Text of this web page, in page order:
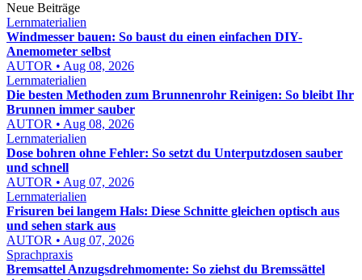
Neue Beiträge
Lernmaterialien
Windmesser bauen: So baust du einen einfachen DIY-
Anemometer selbst
AUTOR • Aug 08, 2026
Lernmaterialien
Die besten Methoden zum Brunnenrohr Reinigen: So bleibt Ihr
Brunnen immer sauber
AUTOR • Aug 08, 2026
Lernmaterialien
Dose bohren ohne Fehler: So setzt du Unterputzdosen sauber
und schnell
AUTOR • Aug 07, 2026
Lernmaterialien
Frisuren bei langem Hals: Diese Schnitte gleichen optisch aus
und sehen stark aus
AUTOR • Aug 07, 2026
Sprachpraxis
Bremsattel Anzugsdrehmomente: So ziehst du Bremssättel